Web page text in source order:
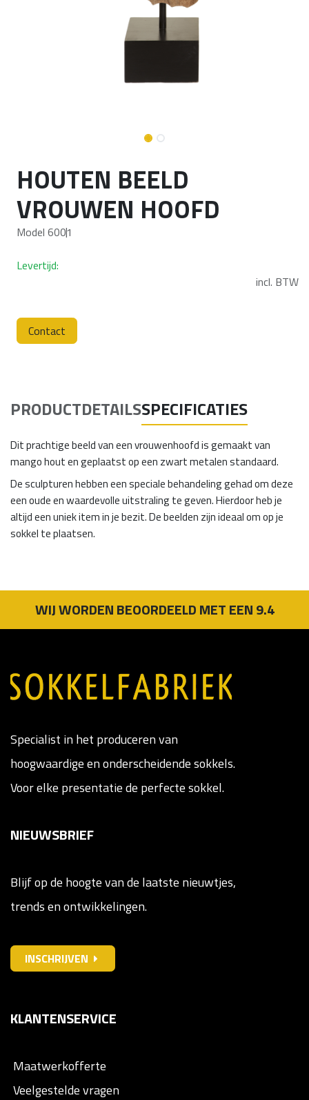
HOUTEN BEELD
VROUWEN HOOFD
Model 6001
Levertijd:
incl. BTW
Contact
PRODUCTDETAILSSPECIFICATIES
Dit prachtige beeld van een vrouwenhoofd is gemaakt van
mango hout en geplaatst op een zwart metalen standaard.
De sculpturen hebben een speciale behandeling gehad om deze
een oude en waardevolle uitstraling te geven. Hierdoor heb je
altijd een uniek item in je bezit. De beelden zijn ideaal om op je
sokkel te plaatsen.
WIJ WORDEN BEOORDEELD MET EEN 9.4
Specialist in het produceren van
hoogwaardige en onderscheidende sokkels.
Voor elke presentatie de perfecte sokkel.
NIEUWSBRIEF
Blijf op de hoogte van de laatste nieuwtjes,
trends en ontwikkelingen.
INSCHRIJVEN
KLANTENSERVICE
Maatwerkofferte
Veelgestelde vragen